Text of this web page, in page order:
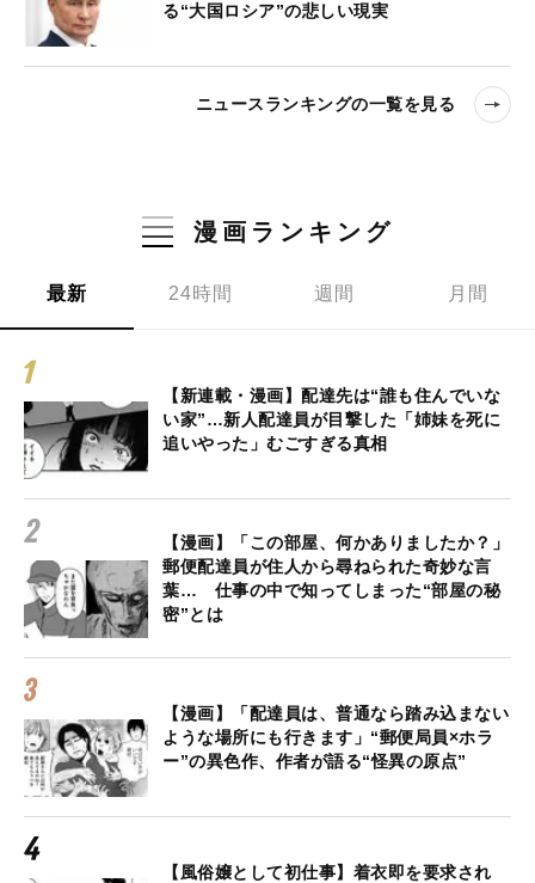
る“大国ロシア”の悲しい現実
ニュースランキングの一覧を見る
漫画ランキング
最新 24時間 週間 月間
【新連載・漫画】配達先は“誰も住んでいな
い家”…新人配達員が目撃した「姉妹を死に
追いやった」むごすぎる真相
【漫画】「この部屋、何かありましたか？」
郵便配達員が住人から尋ねられた奇妙な言
葉… 仕事の中で知ってしまった“部屋の秘
密”とは
【漫画】「配達員は、普通なら踏み込まない
ような場所にも行きます」“郵便局員×ホラ
ー”の異色作、作者が語る“怪異の原点”
【風俗嬢として初仕事】着衣即を要求され